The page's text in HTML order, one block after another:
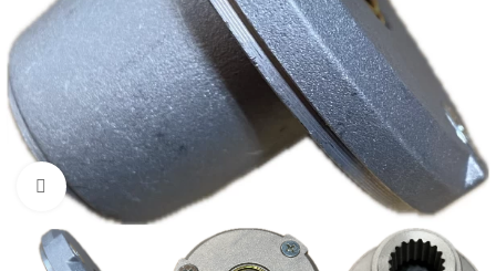
Нажмите, чтобы увеличить